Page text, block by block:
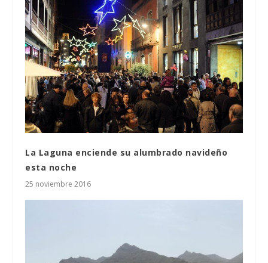
La Laguna enciende su alumbrado navideño
esta noche
25 noviembre 2016